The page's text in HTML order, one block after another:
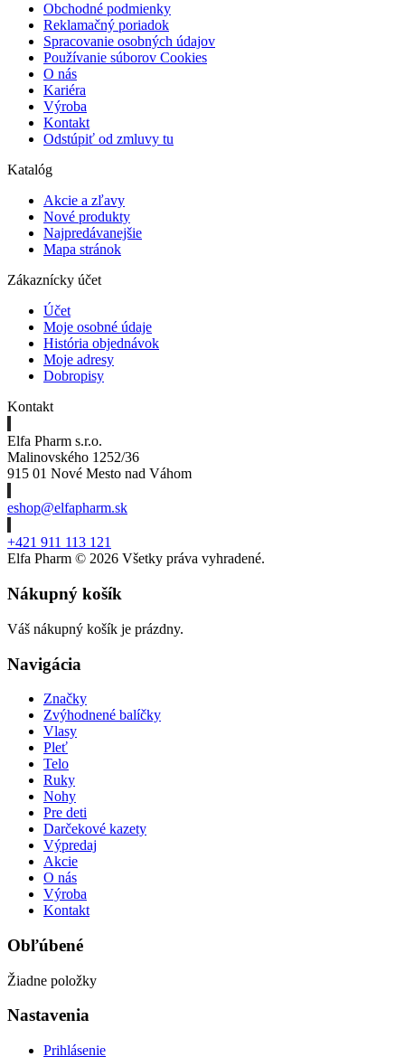
Obchodné podmienky
Reklamačný poriadok
Spracovanie osobných údajov
Používanie súborov Cookies
O nás
Kariéra
Výroba
Kontakt
Odstúpiť od zmluvy tu
Katalóg
Akcie a zľavy
Nové produkty
Najpredávanejšie
Mapa stránok
Zákaznícky účet
Účet
Moje osobné údaje
História objednávok
Moje adresy
Dobropisy
Kontakt
Elfa Pharm s.r.o.
Malinovského 1252/36
915 01 Nové Mesto nad Váhom
eshop@elfapharm.sk
+421 911 113 121
Elfa Pharm © 2026 Všetky práva vyhradené.
Nákupný košík
Váš nákupný košík je prázdny.
Navigácia
Značky
Zvýhodnené balíčky
Vlasy
Pleť
Telo
Ruky
Nohy
Pre deti
Darčekové kazety
Výpredaj
Akcie
O nás
Výroba
Kontakt
Obľúbené
Žiadne položky
Nastavenia
Prihlásenie